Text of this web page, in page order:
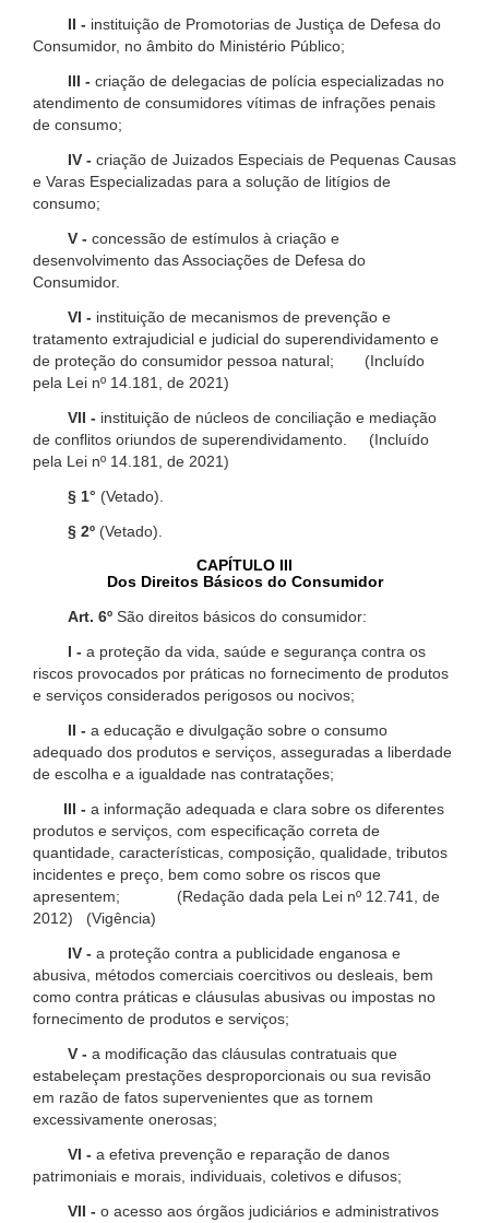
II - instituição de Promotorias de Justiça de Defesa do
Consumidor, no âmbito do Ministério Público;
III - criação de delegacias de polícia especializadas no
atendimento de consumidores vítimas de infrações penais
de consumo;
IV - criação de Juizados Especiais de Pequenas Causas
e Varas Especializadas para a solução de litígios de
consumo;
V - concessão de estímulos à criação e
desenvolvimento das Associações de Defesa do
Consumidor.
VI - instituição de mecanismos de prevenção e
tratamento extrajudicial e judicial do superendividamento e
de proteção do consumidor pessoa natural; (Incluído
pela Lei nº 14.181, de 2021)
VII - instituição de núcleos de conciliação e mediação
de conflitos oriundos de superendividamento. (Incluído
pela Lei nº 14.181, de 2021)
§ 1° (Vetado).
§ 2º (Vetado).
CAPÍTULO III
Dos Direitos Básicos do Consumidor
Art. 6º São direitos básicos do consumidor:
I - a proteção da vida, saúde e segurança contra os
riscos provocados por práticas no fornecimento de produtos
e serviços considerados perigosos ou nocivos;
II - a educação e divulgação sobre o consumo
adequado dos produtos e serviços, asseguradas a liberdade
de escolha e a igualdade nas contratações;
III - a informação adequada e clara sobre os diferentes
produtos e serviços, com especificação correta de
quantidade, características, composição, qualidade, tributos
incidentes e preço, bem como sobre os riscos que
apresentem; (Redação dada pela Lei nº 12.741, de
2012) (Vigência)
IV - a proteção contra a publicidade enganosa e
abusiva, métodos comerciais coercitivos ou desleais, bem
como contra práticas e cláusulas abusivas ou impostas no
fornecimento de produtos e serviços;
V - a modificação das cláusulas contratuais que
estabeleçam prestações desproporcionais ou sua revisão
em razão de fatos supervenientes que as tornem
excessivamente onerosas;
VI - a efetiva prevenção e reparação de danos
patrimoniais e morais, individuais, coletivos e difusos;
VII - o acesso aos órgãos judiciários e administrativos